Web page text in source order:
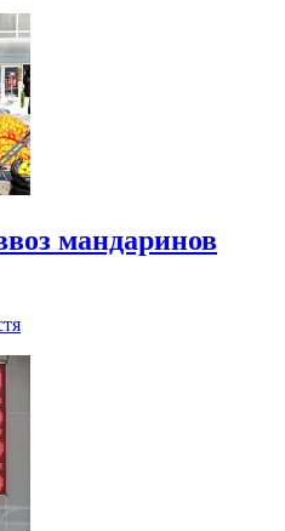
мандаринов